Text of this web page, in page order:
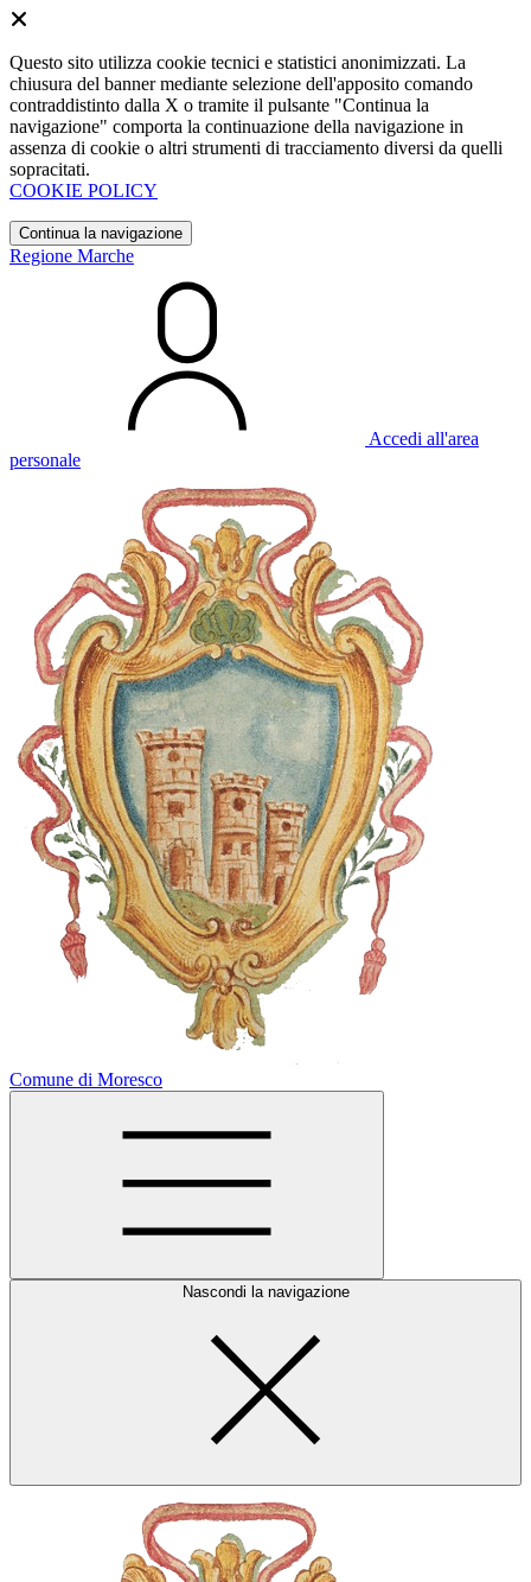
Questo sito utilizza cookie tecnici e statistici anonimizzati. La
chiusura del banner mediante selezione dell'apposito comando
contraddistinto dalla X o tramite il pulsante "Continua la
navigazione" comporta la continuazione della navigazione in
assenza di cookie o altri strumenti di tracciamento diversi da quelli
sopracitati.
COOKIE POLICY
Continua la navigazione
Regione Marche
Accedi all'area
personale
Comune di Moresco
Nascondi la navigazione